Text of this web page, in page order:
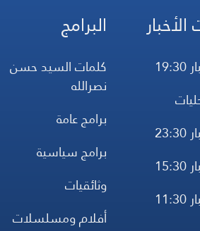
البرامج
كلمات السيد حسن
نصرالله
برامج عامة
برامج سياسية
وثائقيات
أفلام ومسلسلات